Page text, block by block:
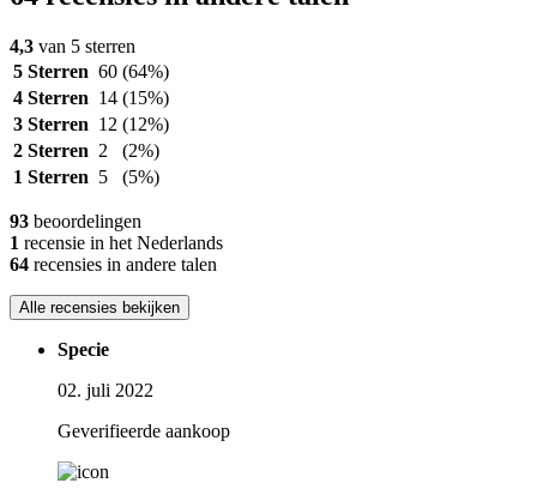
4,3 van 5 sterren
5 Sterren 60 (64%)
4 Sterren 14 (15%)
3 Sterren 12 (12%)
2 Sterren 2
(2%)
1 Sterren 5 (5%)
93 beoordelingen
1 recensie in het Nederlands
64 recensies in andere talen
Alle recensies bekijken
Specie
02. juli 2022
Geverifieerde aankoop